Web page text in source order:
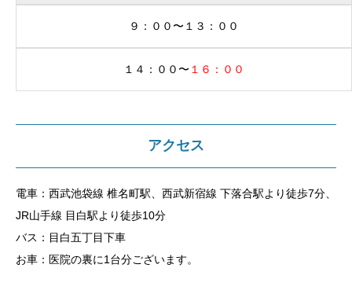
９：００〜１３：００
１４：００〜 １６：００
アクセス
電車：西武池袋線 椎名町駅、西武新宿線 下落合駅より徒歩7分、
JR山手線 目白駅より徒歩10分
バス：目白五丁目下車
お車：医院の裏に1台分ございます。